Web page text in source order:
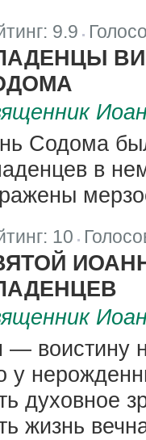
9.9
Содома
в
10
— воистину
у
духовное
жизнь